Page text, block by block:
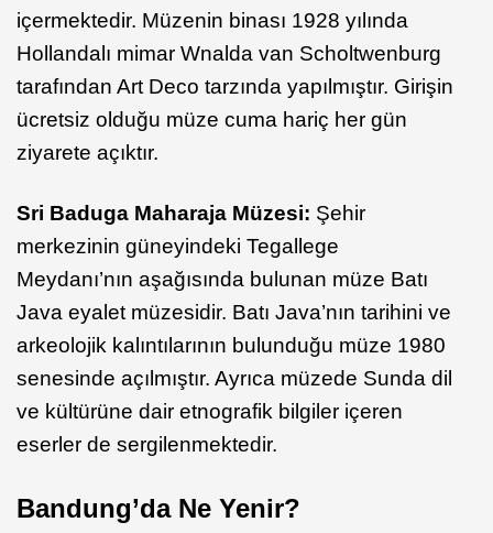
içermektedir. Müzenin binası 1928 yılında
Hollandalı mimar Wnalda van Scholtwenburg
tarafından Art Deco tarzında yapılmıştır. Girişin
ücretsiz olduğu müze cuma hariç her gün
ziyarete açıktır.
Sri Baduga Maharaja Müzesi: Şehir
merkezinin güneyindeki Tegallege
Meydanı’nın aşağısında bulunan müze Batı
Java eyalet müzesidir. Batı Java’nın tarihini ve
arkeolojik kalıntılarının bulunduğu müze 1980
senesinde açılmıştır. Ayrıca müzede Sunda dil
ve kültürüne dair etnografik bilgiler içeren
eserler de sergilenmektedir.
Bandung’da Ne Yenir?